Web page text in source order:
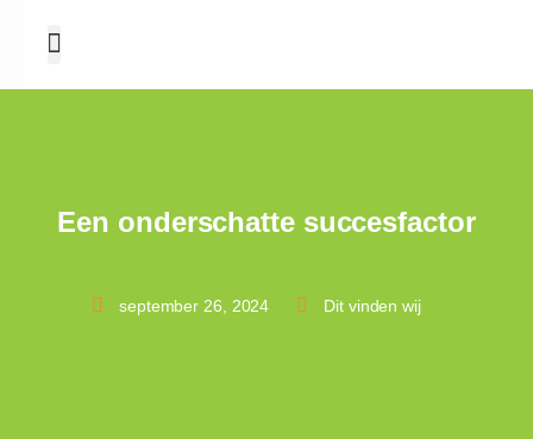
Een onderschatte succesfactor
september 26, 2024 Dit vinden wij